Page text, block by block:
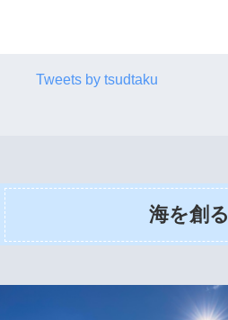
Tweets by tsudtaku
海を創る